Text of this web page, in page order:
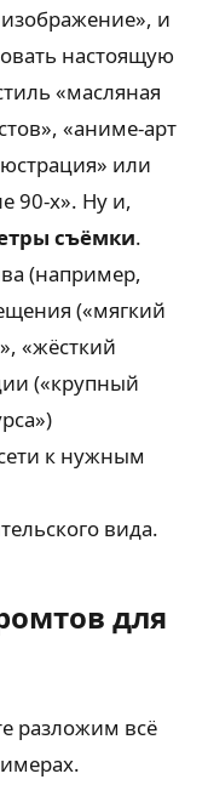
и
настоящую
«масляная
«аниме-арт
или
90-х». Ну и,
съёмки.
(например,
(«мягкий
«жёсткий
(«крупный
к нужным
вида.
для
разложим всё